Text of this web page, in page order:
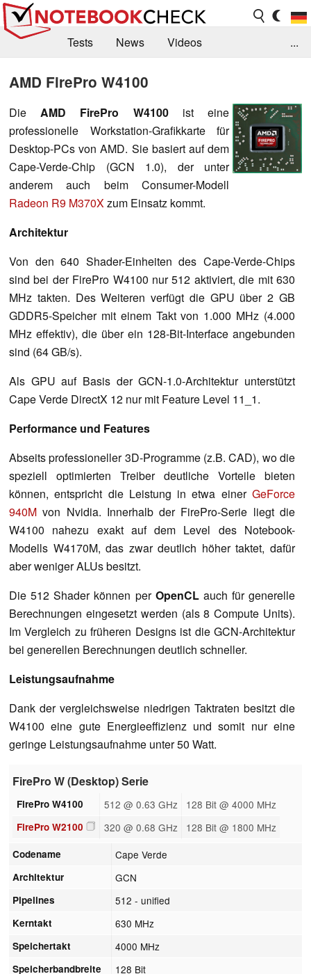
Tests News
Videos
Forum
...
AMD FirePro W4100
DieAMD FirePro W4100ist eine
professionelle Workstation-Grafikkarte für
Desktop-PCs von AMD. Sie basiert auf dem
Cape-Verde-Chip (GCN 1.0), der unter
anderem auch beim Consumer-Modell
Radeon R9 M370Xzum Einsatz kommt.
Architektur
Von den 640 Shader-Einheiten des Cape-Verde-Chips
sind bei der FirePro W4100 nur 512 aktiviert, die mit 630
MHz takten. Des Weiteren verfügt die GPU über 2 GB
GDDR5-Speicher mit einem Takt von 1.000 MHz (4.000
MHz effektiv), die über ein 128-Bit-Interface angebunden
sind (64 GB/s).
Als GPU auf Basis der GCN-1.0-Architektur unterstützt
Cape Verde DirectX 12 nur mit Feature Level 11_1.
Performance und Features
Abseits professioneller 3D-Programme (z.B. CAD), wo die
speziell optimierten Treiber deutliche Vorteile bieten
können, entspricht die Leistung in etwa einer GeForce
940M von Nvidia. Innerhalb der FirePro-Serie liegt die
W4100 nahezu exakt auf dem Level des Notebook-
Modells W4170M, das zwar deutlich höher taktet, dafür
aber weniger ALUs besitzt.
Die 512 Shader können per OpenCLauch für generelle
Berechnungen eingesetzt werden (als 8 Compute Units).
Im Vergleich zu früheren Designs ist die GCN-Architektur
bei generellen Berechnungen deutlich schneller.
Leistungsaufnahme
Dank der vergleichsweise niedrigen Taktraten besitzt die
W4100 eine gute Energieeffizienz und somit nur eine
geringe Leistungsaufnahme unter 50 Watt.
FirePro W (Desktop) Serie
FirePro W4100 512 @ 0.63 GHz 128 Bit @ 4000 MHz
FirePro W2100 320 @ 0.68 GHz 128 Bit @ 1800 MHz
Codename Cape Verde
Architektur GCN
Pipelines 512 - unified
Kerntakt 630 MHz
Speichertakt 4000 MHz
Speicherbandbreite 128 Bit